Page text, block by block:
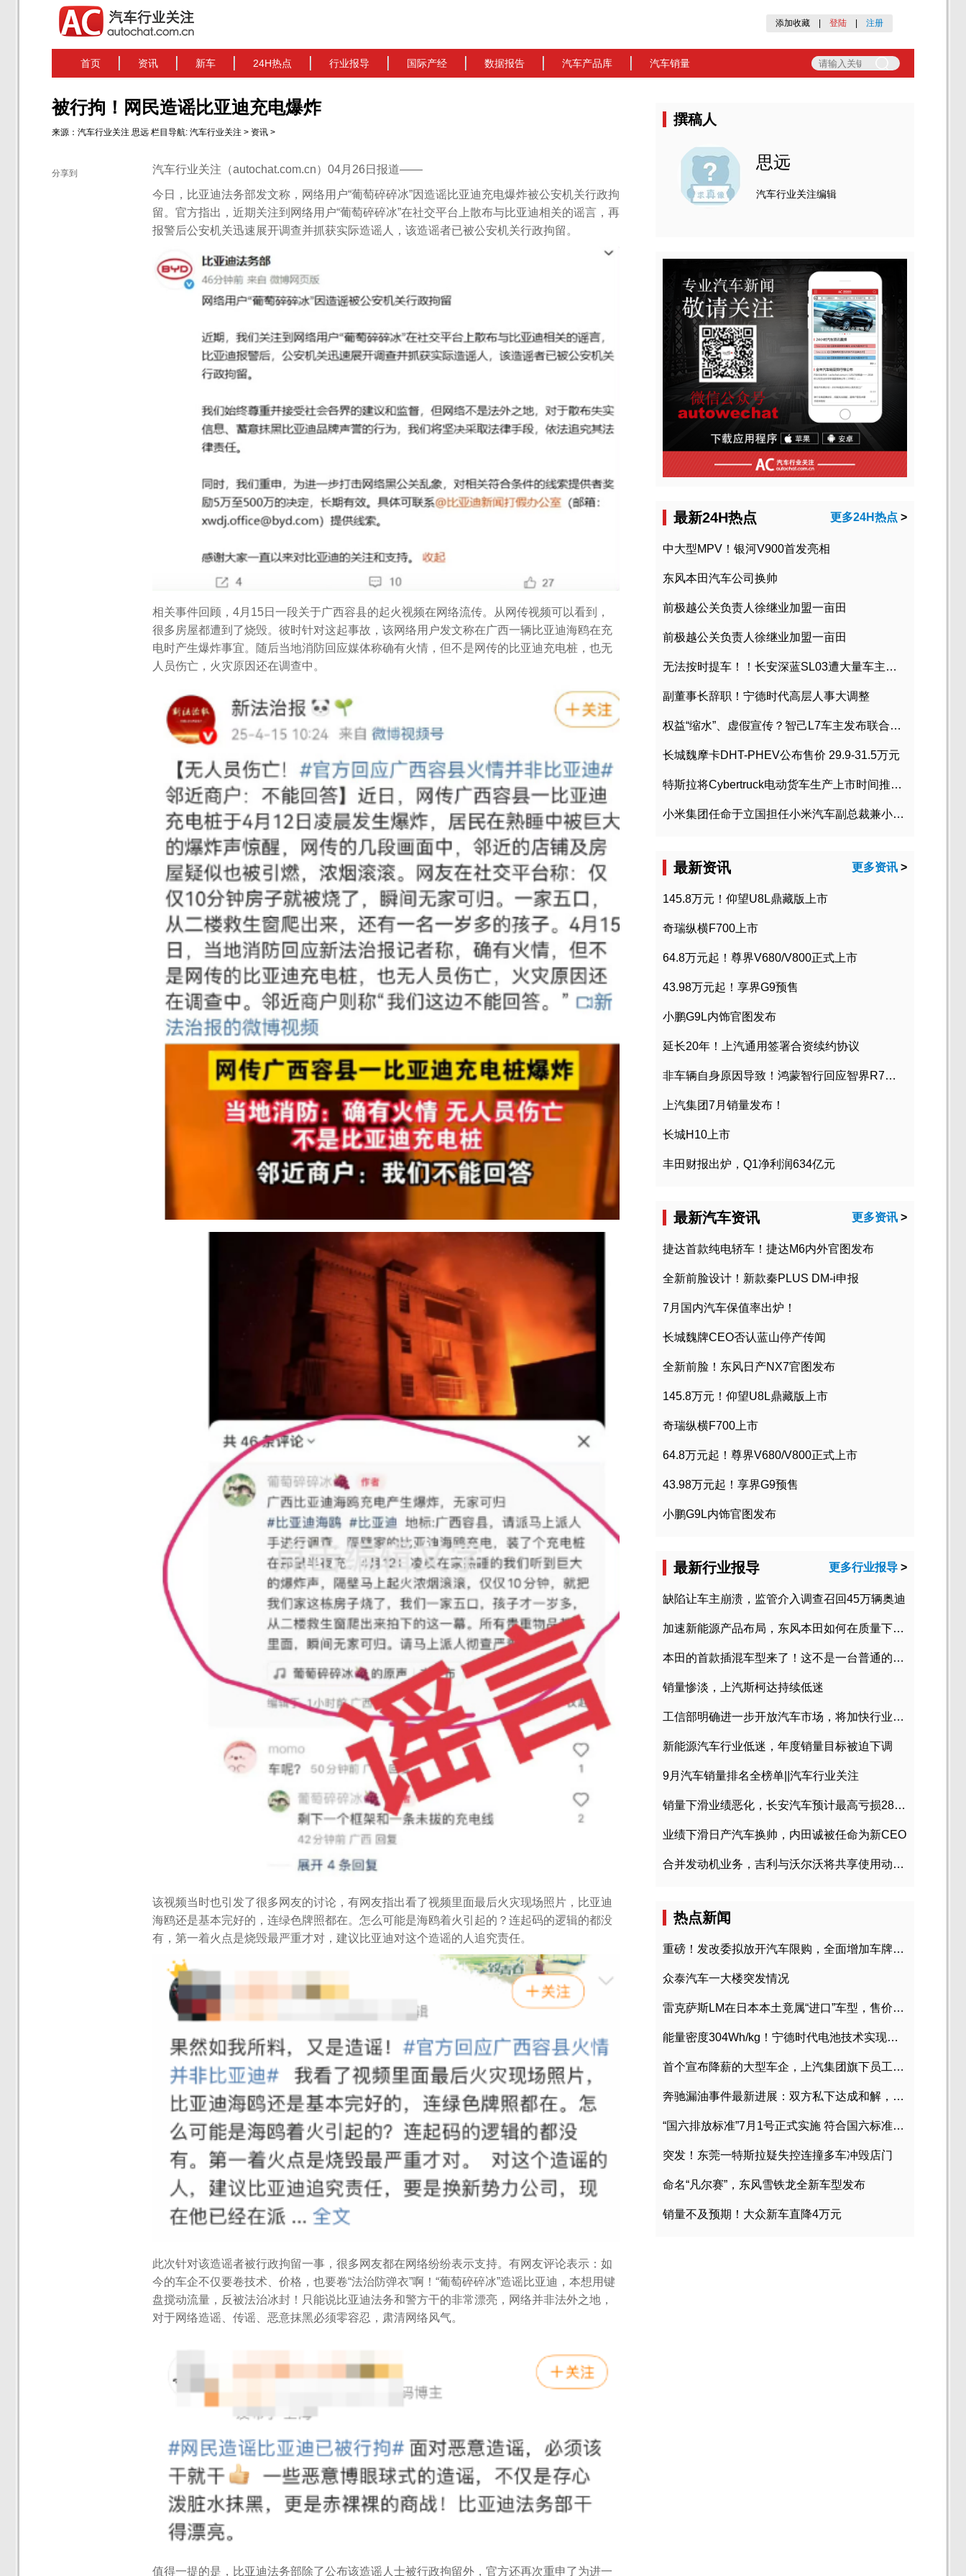
添加收藏 登陆 注册
首页 资讯 新车 24H热点 行业报导 国际产经 数据报告 汽车产品库 汽车销量
被行拘！网民造谣比亚迪充电爆炸
来源： 汽车行业关注 思远 栏目导航: 汽车行业关注 > 资讯 >
分享到 汽车行业关注（autochat.com.cn）04月26日报道——
今日，比亚迪法务部发文称，网络用户“葡萄碎碎冰”因造谣比亚迪充电爆炸被公安机关行政拘
留。官方指出，近期关注到网络用户“葡萄碎碎冰”在社交平台上散布与比亚迪相关的谣言，再
报警后公安机关迅速展开调查并抓获实际造谣人，该造谣者已被公安机关行政拘留。
相关事件回顾，4月15日一段关于广西容县的起火视频在网络流传。从网传视频可以看到，
很多房屋都遭到了烧毁。彼时针对这起事故，该网络用户发文称在广西一辆比亚迪海鸥在充
电时产生爆炸事宜。随后当地消防回应媒体称确有火情，但不是网传的比亚迪充电桩，也无
人员伤亡，火灾原因还在调查中。
该视频当时也引发了很多网友的讨论，有网友指出看了视频里面最后火灾现场照片，比亚迪
海鸥还是基本完好的，连绿色牌照都在。怎么可能是海鸥着火引起的？连起码的逻辑的都没
有，第一着火点是烧毁最严重才对，建议比亚迪对这个造谣的人追究责任。
此次针对该造谣者被行政拘留一事，很多网友都在网络纷纷表示支持。有网友评论表示：如
今的车企不仅要卷技术、价格，也要卷“法治防弹衣”啊！“葡萄碎碎冰”造谣比亚迪，本想用键
盘搅动流量，反被法治冰封！只能说比亚迪法务和警方干的非常漂亮，网络并非法外之地，
对于网络造谣、传谣、恶意抹黑必须零容忍，肃清网络风气。
值得一提的是，比亚迪法务部除了公布该造谣人士被行政拘留外，官方还再次重申了为进一
撰稿人
思远
汽车行业关注编辑
最新24H热点 更多24H热点 >
中大型MPV！银河V900首发亮相
东风本田汽车公司换帅
前极越公关负责人徐继业加盟一亩田
前极越公关负责人徐继业加盟一亩田
无法按时提车！！长安深蓝SL03遭大量车主投诉
副董事长辞职！宁德时代高层人事大调整
权益“缩水”、虚假宣传？智己L7车主发布联合维权声明
长城魏摩卡DHT-PHEV公布售价 29.9-31.5万元
特斯拉将Cybertruck电动货车生产上市时间推迟到2023年初
小米集团任命于立国担任小米汽车副总裁兼小米汽车北京总部政委
最新资讯 更多资讯 >
145.8万元！仰望U8L鼎藏版上市
奇瑞纵横F700上市
64.8万元起！尊界V680/V800正式上市
43.98万元起！享界G9预售
小鹏G9L内饰官图发布
延长20年！上汽通用签署合资续约协议
非车辆自身原因导致！鸿蒙智行回应智界R7起火事故
上汽集团7月销量发布！
长城H10上市
丰田财报出炉，Q1净利润634亿元
最新汽车资讯 更多资讯 >
捷达首款纯电轿车！捷达M6内外官图发布
全新前脸设计！新款秦PLUS DM-i申报
7月国内汽车保值率出炉！
长城魏牌CEO否认蓝山停产传闻
全新前脸！东风日产NX7官图发布
145.8万元！仰望U8L鼎藏版上市
奇瑞纵横F700上市
64.8万元起！尊界V680/V800正式上市
43.98万元起！享界G9预售
小鹏G9L内饰官图发布
最新行业报导 更多行业报导 >
缺陷让车主崩溃，监管介入调查召回45万辆奥迪
加速新能源产品布局，东风本田如何在质量下转型？
本田的首款插混车型来了！这不是一台普通的CR-V
销量惨淡，上汽斯柯达持续低迷
工信部明确进一步开放汽车市场，将加快行业兼并重组
新能源汽车行业低迷，年度销量目标被迫下调
9月汽车销量排名全榜单||汽车行业关注
销量下滑业绩恶化，长安汽车预计最高亏损28亿元
业绩下滑日产汽车换帅，内田诚被任命为新CEO
合并发动机业务，吉利与沃尔沃将共享使用动力总成
热点新闻
重磅！发改委拟放开汽车限购，全面增加车牌指标
众泰汽车一大楼突发情况
雷克萨斯LM在日本本土竟属“进口”车型，售价2580万日元
能量密度304Wh/kg！宁德时代电池技术实现突破
首个宣布降薪的大型车企，上汽集团旗下员工降薪文件曝光
奔驰漏油事件最新进展：双方私下达成和解，工商已介入调查
“国六排放标准”7月1号正式实施 符合国六标准车型目录一览
突发！东莞一特斯拉疑失控连撞多车冲毁店门
命名“凡尔赛”，东风雪铁龙全新车型发布
销量不及预期！大众新车直降4万元